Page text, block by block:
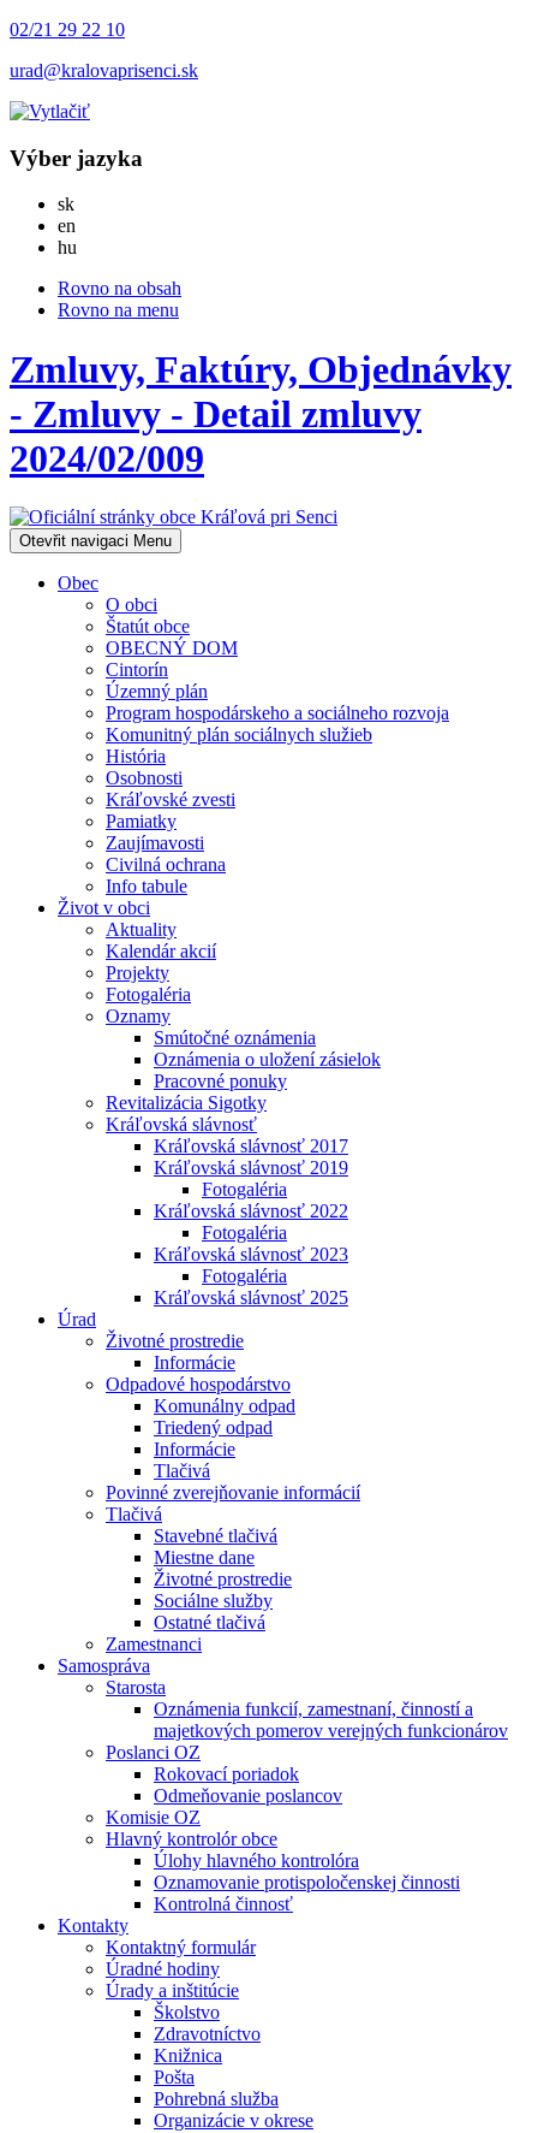
02/21 29 22 10
urad@kralovaprisenci.sk
Výber jazyka
skSlovensky
en
hu
Rovno na obsah
Rovno na menu
Zmluvy, Faktúry, Objednávky
- Zmluvy - Detail zmluvy
2024/02/009
Otevřit navigaci Menu
Obec
O obci
Štatút obce
OBECNÝ DOM
Cintorín
Územný plán
Program hospodárskeho a sociálneho rozvoja
Komunitný plán sociálnych služieb
História
Osobnosti
Kráľovské zvesti
Pamiatky
Zaujímavosti
Civilná ochrana
Info tabule
Život v obci
Aktuality
Kalendár akcií
Projekty
Fotogaléria
Oznamy
Smútočné oznámenia
Oznámenia o uložení zásielok
Pracovné ponuky
Revitalizácia Sigotky
Kráľovská slávnosť
Kráľovská slávnosť 2017
Kráľovská slávnosť 2019
Fotogaléria
Kráľovská slávnosť 2022
Fotogaléria
Kráľovská slávnosť 2023
Fotogaléria
Kráľovská slávnosť 2025
Úrad
Životné prostredie
Informácie
Odpadové hospodárstvo
Komunálny odpad
Triedený odpad
Informácie
Tlačivá
Povinné zverejňovanie informácií
Tlačivá
Stavebné tlačivá
Miestne dane
Životné prostredie
Sociálne služby
Ostatné tlačivá
Zamestnanci
Samospráva
Starosta
Oznámenia funkcií, zamestnaní, činností a
majetkových pomerov verejných funkcionárov
Poslanci OZ
Rokovací poriadok
Odmeňovanie poslancov
Komisie OZ
Hlavný kontrolór obce
Úlohy hlavného kontrolóra
Oznamovanie protispoločenskej činnosti
Kontrolná činnosť
Kontakty
Kontaktný formulár
Úradné hodiny
Úrady a inštitúcie
Školstvo
Zdravotníctvo
Knižnica
Pošta
Pohrebná služba
Organizácie v okrese